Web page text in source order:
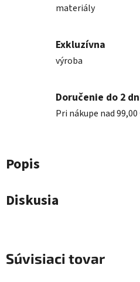
materiály
Exkluzívna
výroba
Doručenie do 2
Pri nákupe nad
Popis
Diskusia
Súvisiaci tovar